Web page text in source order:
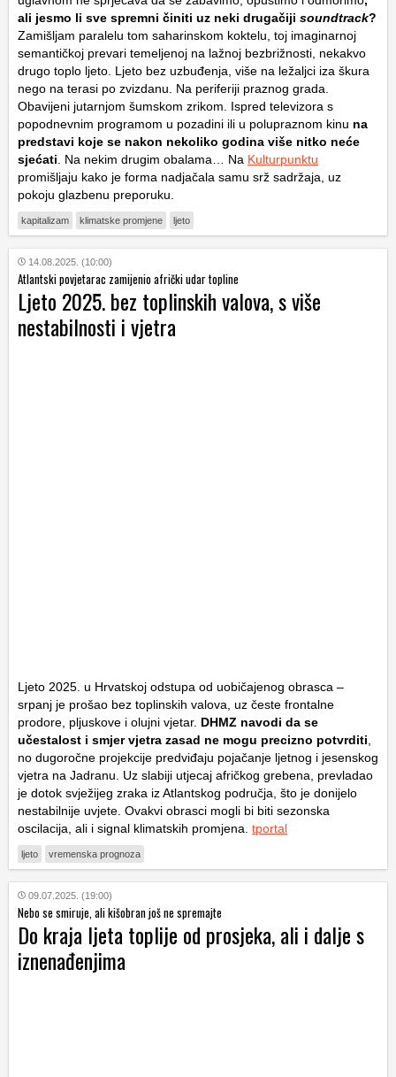
ali jesmo li sve spremni činiti uz neki drugačiji soundtrack?
Zamišljam paralelu tom saharinskom koktelu, toj imaginarnoj
semantičkoj prevari temeljenoj na lažnoj bezbrižnosti, nekakvo
drugo toplo ljeto. Ljeto bez uzbuđenja, više na ležaljci iza škura
nego na terasi po zvizdanu. Na periferiji praznog grada.
Obavijeni jutarnjom šumskom zrikom. Ispred televizora s
popodnevnim programom u pozadini ili u polupraznom kinu na
predstavi koje se nakon nekoliko godina više nitko neće
sjećati . Na nekim drugim obalama… Na Kulturpunktu
promišljaju kako je forma nadjačala samu srž sadržaja, uz
pokoju glazbenu preporuku.
kapitalizam klimatske promjene ljeto
14.08.2025. (10:00)
Atlantski povjetarac zamijenio afrički udar topline
Ljeto 2025. bez toplinskih valova, s više
nestabilnosti i vjetra
Ljeto 2025. u Hrvatskoj odstupa od uobičajenog obrasca –
srpanj je prošao bez toplinskih valova, uz česte frontalne
prodore, pljuskove i olujni vjetar. DHMZ navodi da se
učestalost i smjer vjetra zasad ne mogu precizno potvrditi
no dugoročne projekcije predviđaju pojačanje ljetnog i jesenskog
vjetra na Jadranu. Uz slabiji utjecaj afričkog grebena, prevladao
je dotok svježijeg zraka iz Atlantskog područja, što je donijelo
nestabilnije uvjete. Ovakvi obrasci mogli bi biti sezonska
oscilacija, ali i signal klimatskih promjena. tportal
ljeto vremenska prognoza
09.07.2025. (19:00)
Nebo se smiruje, ali kišobran još ne spremajte
Do kraja ljeta toplije od prosjeka, ali i dalje s
iznenađenjima